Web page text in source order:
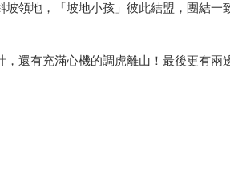
領地，「坡地小孩」彼此結盟，團結
還有充滿心機的調虎離山！最後更有